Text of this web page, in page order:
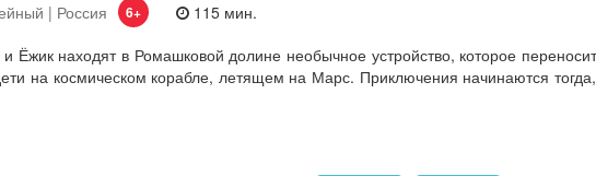
| Россия 6+
115 мин.
Ёжик находят в Ромашковой долине необычное устройство, которое
на космическом корабле, летящем на Марс. Приключения начинаются тогда,